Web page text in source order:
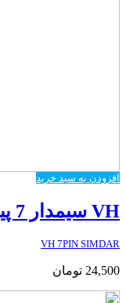
افزودن به سبد خرید
VH سیمدار 7 پین
VH 7PIN SIMDAR
24,500 تومان